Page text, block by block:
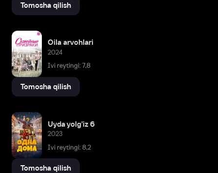
Tomosha qilish
Oila arvohlari
2024
Ivi reytingi: 7,8
Tomosha qilish
Uyda yolg'iz 6
2023
Ivi reytingi: 8,2
Tomosha qilish